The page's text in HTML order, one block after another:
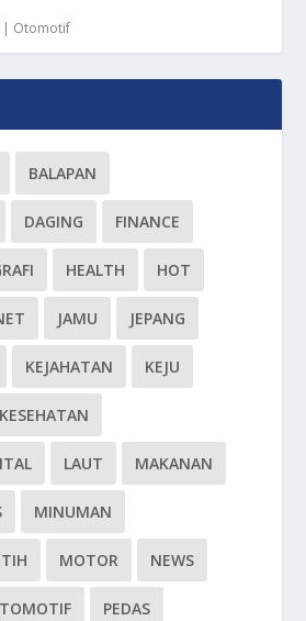
| Otomotif
BALAPAN
DAGING FINANCE
HEALTH HOT
JAMU JEPANG
KEJAHATAN KEJU
KESEHATAN
LAUT MAKANAN
MINUMAN
MOTOR NEWS
PEDAS